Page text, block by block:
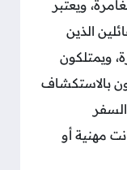
ويعتبر
الذين
ويمتلكون
بالاستكشاف
مهنية أو